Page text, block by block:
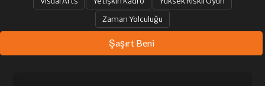
Zaman Yolculuğu
Şaşırt Beni